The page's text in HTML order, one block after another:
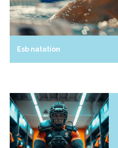
Esb natation